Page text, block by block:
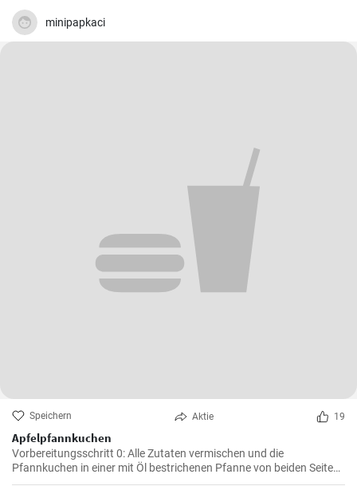
minipapkaci
Speichern Aktie 19
Apfelpfannkuchen
Vorbereitungsschritt 0: Alle Zutaten vermischen und die
Pfannkuchen in einer mit Öl bestrichenen Pfanne von beiden Seiten
braten.